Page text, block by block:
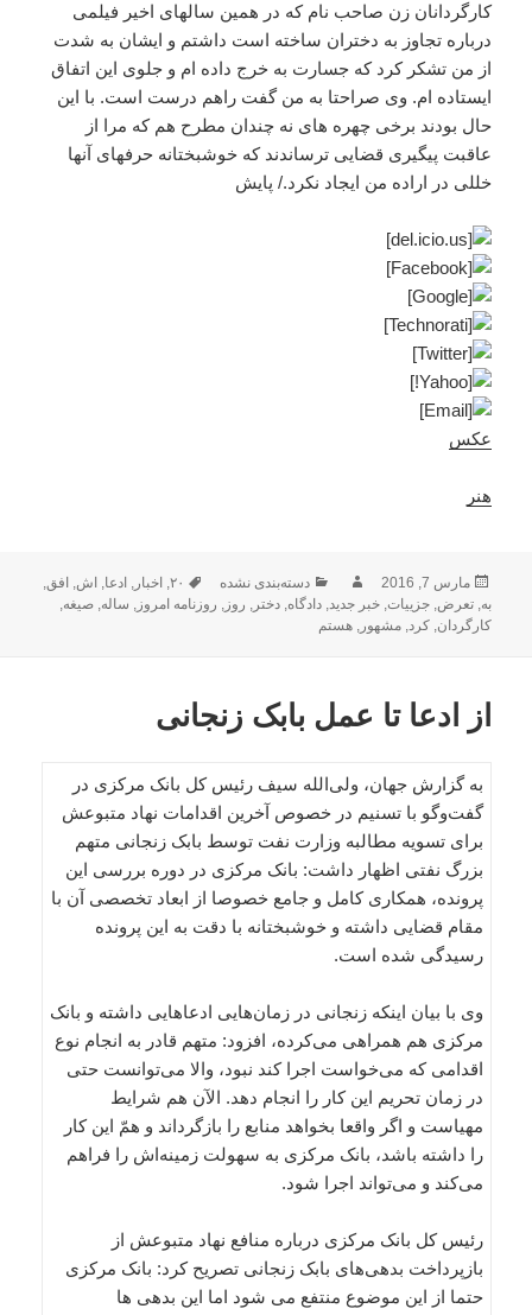
کارگردانان زن صاحب نام که در همین سالهای اخیر فیلمی
درباره تجاوز به دختران ساخته است داشتم و ایشان به شدت
از من تشکر کرد که جسارت به خرج داده ام و جلوی این اتفاق
ایستاده ام. وی صراحتا به من گفت راهم درست است. با این
حال بودند برخی چهره های نه چندان مطرح هم که مرا از
عاقبت پیگیری قضایی ترساندند که خوشبختانه حرفهای آنها
خللی در اراده من ایجاد نکرد./ پایش
عکس
هنر
ارسال
شده
در
مارس 7, 2016 نویسندهدسته‌ها
دسته‌بندی نشده برچسب‌ها
۲۰, اخبار, ادعا, اش, افق,
به,تعرض,جزییات,خبر جدید,دادگاه,دختر, روز, روزنامه امروز, ساله,صیغه,
کارگردان,کرد,مشهور,هستم
از ادعا تا عمل بابک زنجانی
به گزارش جهان، ولی‌الله سیف رئیس کل بانک مرکزی در
گفت‌وگو با تسنیم در خصوص آخرین اقدامات نهاد متبوعش
برای تسویه مطالبه وزارت نفت توسط بابک زنجانی متهم
بزرگ نفتی اظهار داشت: بانک مرکزی در دوره بررسی این
پرونده، همکاری کامل و جامع خصوصا از ابعاد تخصصی آن با
مقام قضایی داشته و خوشبختانه با دقت به این پرونده
رسیدگی شده است.
وی با بیان اینکه زنجانی در زمان‌هایی ادعاهایی داشته و بانک
مرکزی هم همراهی می‌کرده، افزود: متهم قادر به انجام نوع
اقدامی که می‌خواست اجرا کند نبود، والا می‌توانست حتی
در زمان تحریم این کار را انجام دهد. الآن هم شرایط
مهیاست و اگر واقعا بخواهد منابع را بازگرداند و همّ این کار
را داشته باشد، بانک مرکزی به سهولت زمینه‌اش را فراهم
می‌کند و می‌تواند اجرا شود.
رئیس کل بانک مرکزی درباره منافع نهاد متبوعش از
بازپرداخت بدهی‌های بابک زنجانی تصریح کرد: بانک مرکزی
حتما از این موضوع منتفع می شود اما این بدهی ها